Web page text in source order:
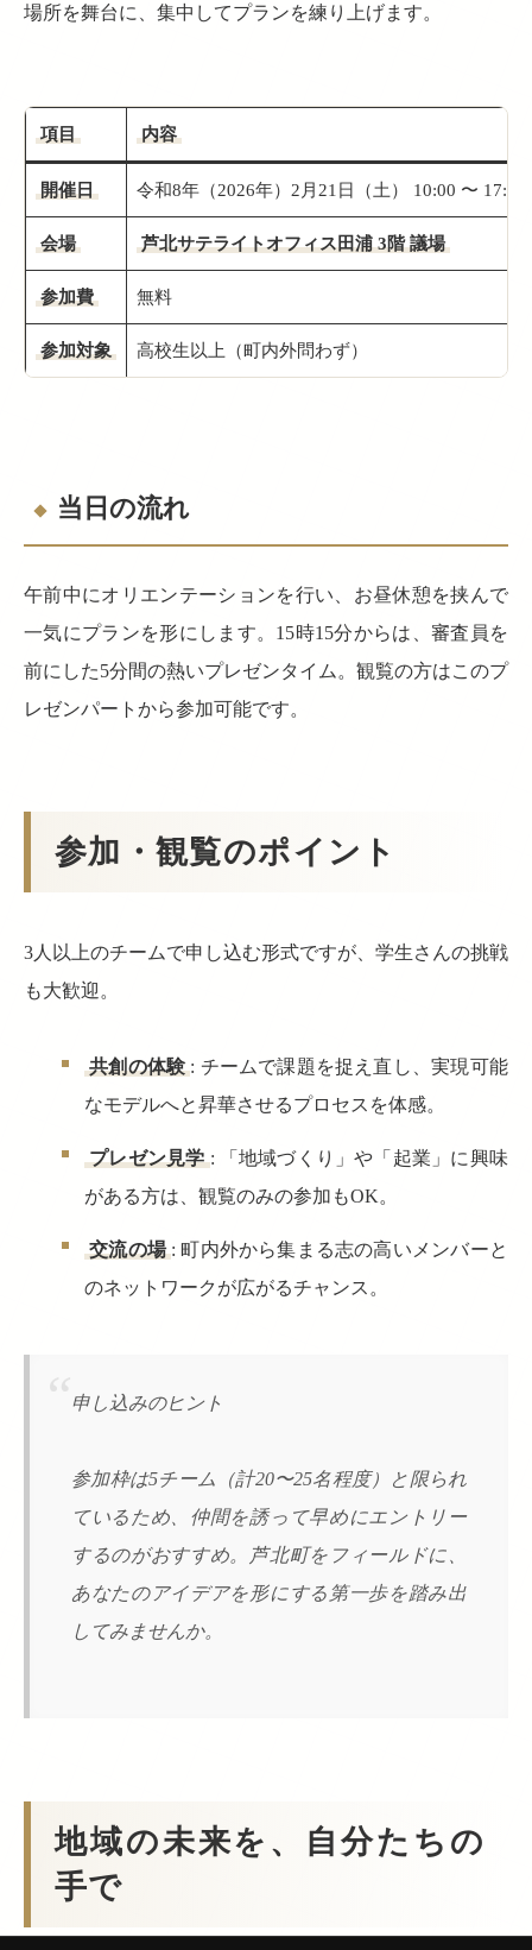
場所を舞台に、集中してプランを練り上げます。
項目 内容
開催日 令和8年（2026年）2月21日（土） 10:00 〜 17:00
会場 芦北サテライトオフィス田浦 3階 議場
参加費 無料
参加対象 高校生以上（町内外問わず）
当日の流れ
午前中にオリエンテーションを行い、お昼休憩を挟んで
一気にプランを形にします。15時15分からは、審査員を
前にした5分間の熱いプレゼンタイム。観覧の方はこのプ
レゼンパートから参加可能です。
参加・観覧のポイント
3人以上のチームで申し込む形式ですが、学生さんの挑戦
も大歓迎。
共創の体験 : チームで課題を捉え直し、実現可能
なモデルへと昇華させるプロセスを体感。
プレゼン見学 : 「地域づくり」や「起業」に興味
がある方は、観覧のみの参加もOK。
交流の場 : 町内外から集まる志の高いメンバーと
のネットワークが広がるチャンス。
申し込みのヒント
参加枠は5チーム（計20〜25名程度）と限られ
ているため、仲間を誘って早めにエントリー
するのがおすすめ。芦北町をフィールドに、
あなたのアイデアを形にする第一歩を踏み出
してみませんか。
地域の未来を、自分たちの
手で